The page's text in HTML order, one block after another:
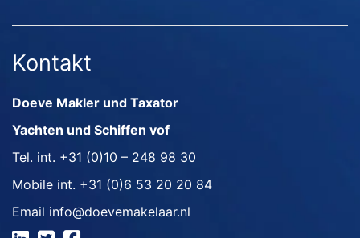
Kontakt
Doeve Makler und Taxator
Yachten und Schiffen vof
Tel. int. +31 (0)10 – 248 98 30
Mobile int. +31 (0)6 53 20 20 84
Email info@doevemakelaar.nl